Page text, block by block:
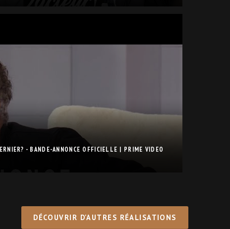
- BANDE-ANNONCE OFFICIELLE | PRIME VIDEO
DÉCOUVRIR D'AUTRES RÉALISATIONS